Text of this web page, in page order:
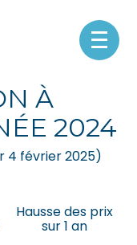
À
2024
4 février 2025)
Hausse des prix
sur 1 an